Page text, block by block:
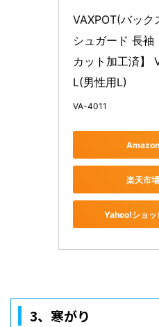
VAXPOT(バック
シュガード 長
カット加工済】
L(男性用L)
VA-4011
楽天市
Yahoo!ショッ
3、 寒がり